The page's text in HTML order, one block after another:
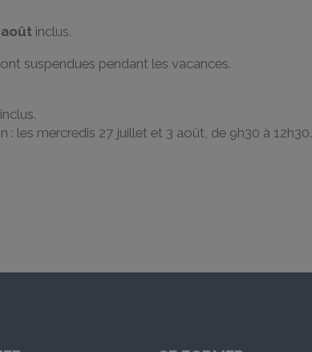
août inclus.
suspendues pendant les vacances.
: les mercredis 27 juillet et 3 août, de 9h30 à 12h30.